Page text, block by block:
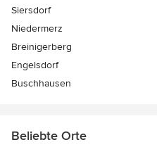
Siersdorf
Niedermerz
Breinigerberg
Engelsdorf
Buschhausen
Beliebte Orte